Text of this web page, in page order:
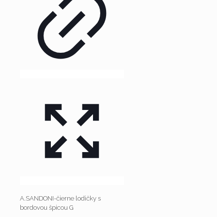
A.SANDONI-čierne lodičky s
bordovou špicou G